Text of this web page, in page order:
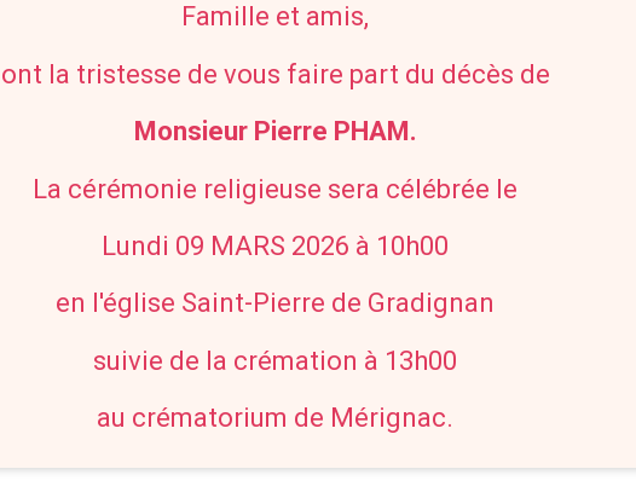
Famille et amis,
ont la tristesse de vous faire part du décès de
Monsieur Pierre PHAM.
La cérémonie religieuse sera célébrée le
Lundi 09 MARS 2026 à 10h00
en l'église Saint-Pierre de Gradignan
suivie de la crémation à 13h00
au crématorium de Mérignac.